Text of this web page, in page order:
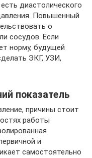
диастолического
Повышенный
о
сосудов. Если
норму, будущей
ЭКГ, УЗИ,
показатель
причины стоит
работы
и
самостоятельно